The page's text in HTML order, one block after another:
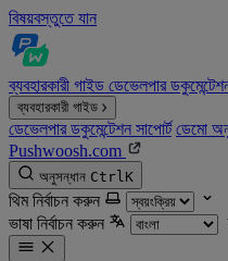
বিষয়বস্তুতে যান
ব্যবহারকারী গাইড ডেভেলপার
ব্যবহারকারী গাইড
ডেভেলপার ডকুমেন্টেশন সাপোর্ট ডেমো
Pushwoosh.com
অনুসন্ধান CtrlK
থিম নির্বাচন করুন
ভাষা নির্বাচন করুন